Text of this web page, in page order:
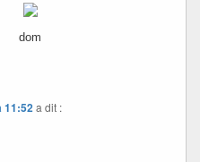
dom
11:52a dit :